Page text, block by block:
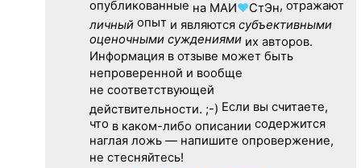
опубликованные на МАИ♥СтЭн, отражают
личныйопыт и являются субъективными
оценочными суждениямиих авторов.
Информация в отзыве может быть
непроверенной и вообще
не соответствующей
действительности. ;-) Если вы считаете,
что в каком-либо описании содержится
наглая ложь — напишите опровержение,
не стесняйтесь!